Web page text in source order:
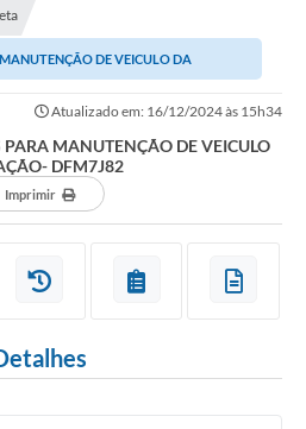
DE VEICULO DA
Atualizado em: 16/12/2024 às 15h34
PARA MANUTENÇÃO DE VEICULO
DFM7J82
Imprimir